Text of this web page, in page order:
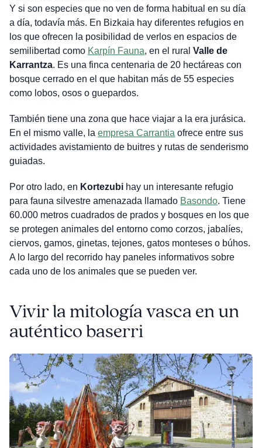
Y si son especies que no ven de forma habitual en su día
a día, todavía más. En Bizkaia hay diferentes refugios en
los que ofrecen la posibilidad de verlos en espacios de
semilibertad como Karpín Fauna, en el rural Valle de
Karrantza. Es una finca centenaria de 20 hectáreas con
bosque cerrado en el que habitan más de 55 especies
como lobos, osos o guepardos.
También tiene una zona que hace viajar a la era jurásica.
En el mismo valle, la empresa Carrantia ofrece entre sus
actividades avistamiento de buitres y rutas de senderismo
guiadas.
Por otro lado, en Kortezubi hay un interesante refugio
para fauna silvestre amenazada llamado Basondo. Tiene
60.000 metros cuadrados de prados y bosques en los que
se protegen animales del entorno como corzos, jabalíes,
ciervos, gamos, ginetas, tejones, gatos monteses o búhos.
A lo largo del recorrido hay paneles informativos sobre
cada uno de los animales que se pueden ver.
Vivir la mitología vasca en un
auténtico baserri